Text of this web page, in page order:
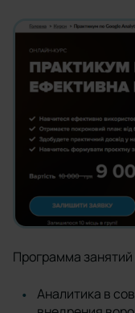
Программа занятий
Аналитика в